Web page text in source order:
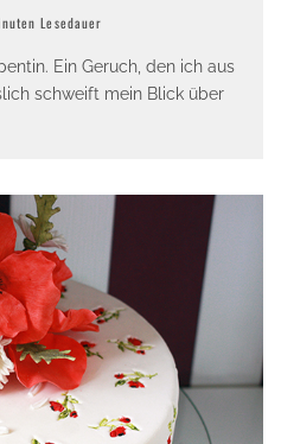
Lesedauer
Ein Geruch, den ich aus
schweift mein Blick über